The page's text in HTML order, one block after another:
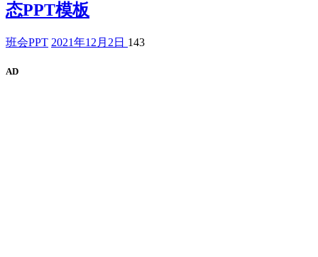
态PPT模板
班会PPT 2021年12月2日 143
AD